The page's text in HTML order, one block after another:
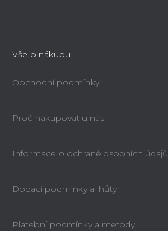
Vše o nákupu
Obchodní podmínky
Proč nakupovat u nás
Informace o ochraně osobních údajů
Dodací podmínky a lhůty
Platební podmínky a metody